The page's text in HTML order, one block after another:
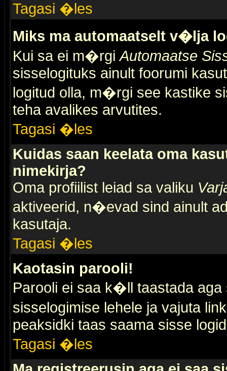
Tagasi �les
Miks ma automaatselt v�lja
Kui sa ei m�rgiAutomaatse
sisselogituks ainult foorumi
logitud olla, m�rgi see kastike
teha avalikes arvutites.
Tagasi �les
Kuidas saan keelata oma
nimekirja?
Oma profiilist leiad sa valiku
aktiveerid, n�evad sind ainult
kasutaja.
Tagasi �les
Kaotasin parooli!
Parooli ei saa k�ll taastada aga
sisselogimise lehele ja vajuta
peaksidki taas saama sisse
Tagasi �les